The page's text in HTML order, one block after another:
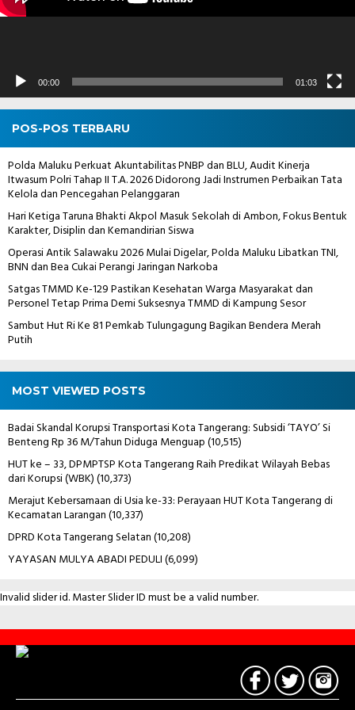
00:00 01:03
POS-POS TERBARU
Polda Maluku Perkuat Akuntabilitas PNBP dan BLU, Audit Kinerja
Itwasum Polri Tahap II T.A. 2026 Didorong Jadi Instrumen Perbaikan Tata
Kelola dan Pencegahan Pelanggaran
Hari Ketiga Taruna Bhakti Akpol Masuk Sekolah di Ambon, Fokus Bentuk
Karakter, Disiplin dan Kemandirian Siswa
Operasi Antik Salawaku 2026 Mulai Digelar, Polda Maluku Libatkan TNI,
BNN dan Bea Cukai Perangi Jaringan Narkoba
Satgas TMMD Ke-129 Pastikan Kesehatan Warga Masyarakat dan
Personel Tetap Prima Demi Suksesnya TMMD di Kampung Sesor
Sambut Hut Ri Ke 81 Pemkab Tulungagung Bagikan Bendera Merah
Putih
MOST VIEWED POSTS
Badai Skandal Korupsi Transportasi Kota Tangerang: Subsidi ‘TAYO’ Si
Benteng Rp 36 M/Tahun Diduga Menguap(10,515)
HUT ke – 33, DPMPTSP Kota Tangerang Raih Predikat Wilayah Bebas
dari Korupsi (WBK)(10,373)
Merajut Kebersamaan di Usia ke-33: Perayaan HUT Kota Tangerang di
Kecamatan Larangan(10,337)
DPRD Kota Tangerang Selatan(10,208)
YAYASAN MULYA ABADI PEDULI(6,099)
Invalid slider id. Master Slider ID must be a valid number.
Contact
Us